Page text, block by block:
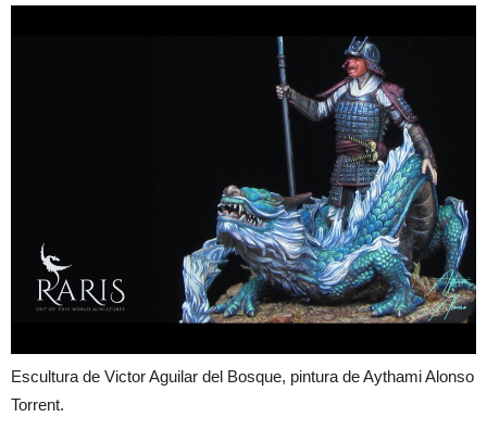
Escultura de Victor Aguilar del Bosque, pintura de Aythami Alonso
Torrent.